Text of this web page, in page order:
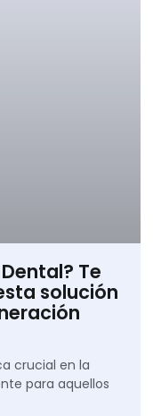
Te
solución
crucial en la
para aquellos